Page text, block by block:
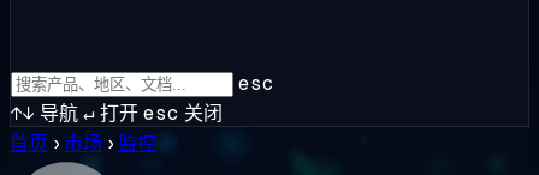
esc
↑↓ 导航↵打开esc 关闭
首页 ›市场 › 监控